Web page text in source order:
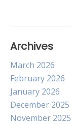
Archives
March 2026
February 2026
January 2026
December 2025
November 2025